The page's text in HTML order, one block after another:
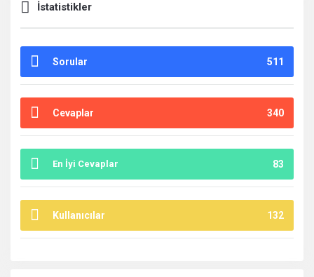
İstatistikler
Sorular 511
Cevaplar 340
En İyi Cevaplar 83
Kullanıcılar 132